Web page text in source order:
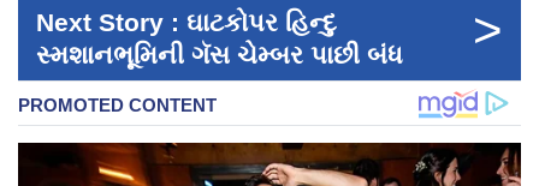
Next Story : ઘાટકોપર હિન્દુ
સ્મશાનભૂમિની ગૅસ ચેમ્બર પાછી બંધ
>